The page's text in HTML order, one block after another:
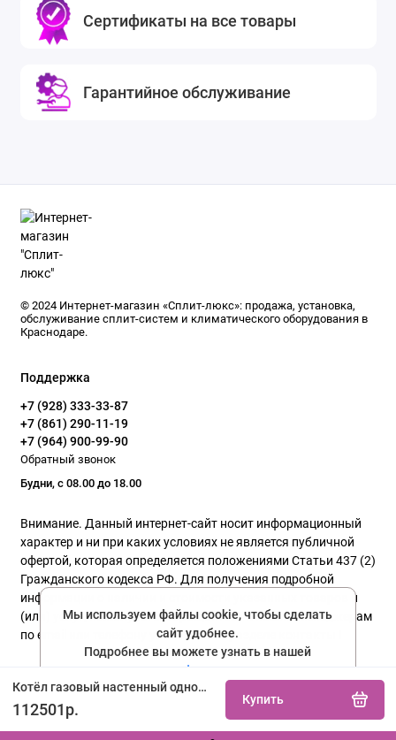
Котёл газовый настенный одноконтурный Protherm Пантера 12KTO 12кВт купить не дорого с установкой. Большой выбор товаров в каталоге, скидки, акции, гарантия.
112501р.
Купить
Сертификаты на все товары
Гарантийное обслуживание
© 2024 Интернет-магазин «Сплит-люкс»: продажа, установка,
обслуживание сплит-систем и климатического оборудования в
Краснодаре.
Поддержка
+7 (928) 333-33-87
+7 (861) 290-11-19
+7 (964) 900-99-90
Обратный звонок
Будни, с 08.00 до 18.00
Внимание. Данный интернет-сайт носит информационный
характер и ни при каких условиях не является публичной
офертой, которая определяется положениями Статьи 437 (2)
Гражданского кодекса РФ. Для получения подробной
информации о наличии и стоимости указанных товаров и
(или) услуг, пожалуйста, обращайтесь к нашим менеджерам
по email или телефону указанного в разделе контакты !
Мы используем файлы cookie, чтобы сделать
сайт удобнее.
Подробнее вы можете узнать в нашей
политике конфиденциальности